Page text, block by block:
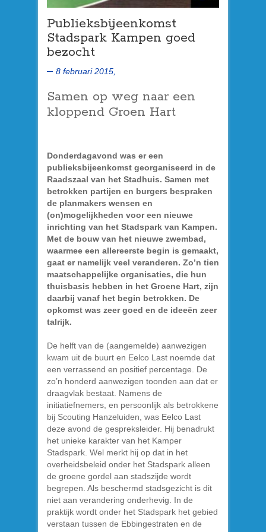
Publieksbijeenkomst
Stadspark Kampen goed
bezocht
8 februari 2015,
Samen op weg naar een
kloppend Groen Hart
Donderdagavond was er een
publieksbijeenkomst georganiseerd in de
Raadszaal van het Stadhuis. Samen met
betrokken partijen en burgers bespraken
de planmakers wensen en
(on)mogelijkheden voor een nieuwe
inrichting van het Stadspark van Kampen.
Met de bouw van het nieuwe zwembad,
waarmee een allereerste begin is gemaakt,
gaat er namelijk veel veranderen. Zo’n tien
maatschappelijke organisaties, die hun
thuisbasis hebben in het Groene Hart, zijn
daarbij vanaf het begin betrokken. De
opkomst was zeer goed en de ideeën zeer
talrijk.
De helft van de (aangemelde) aanwezigen
kwam uit de buurt en Eelco Last noemde dat
een verrassend en positief percentage. De
zo’n honderd aanwezigen toonden aan dat er
draagvlak bestaat. Namens de
initiatiefnemers, en persoonlijk als betrokkene
bij Scouting Hanzeluiden, was Eelco Last
deze avond de gespreksleider. Hij benadrukt
het unieke karakter van het Kamper
Stadspark. Wel merkt hij op dat in het
overheidsbeleid onder het Stadspark alleen
de groene gordel aan stadszijde wordt
begrepen. Als beschermd stadsgezicht is dit
niet aan verandering onderhevig. In de
praktijk wordt onder het Stadspark het gebied
verstaan tussen de Ebbingestraten en de